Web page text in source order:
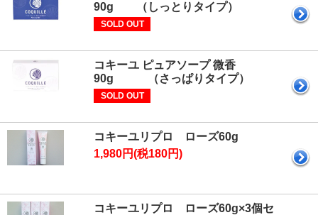
90g （しっとりタイプ）
SOLD OUT
コキーユ ピュアソープ 微香
90g （さっぱりタイプ）
SOLD OUT
コキーユリプロ ローズ60g
1,980円(税180円)
コキーユリプロ ローズ60g×3個セ